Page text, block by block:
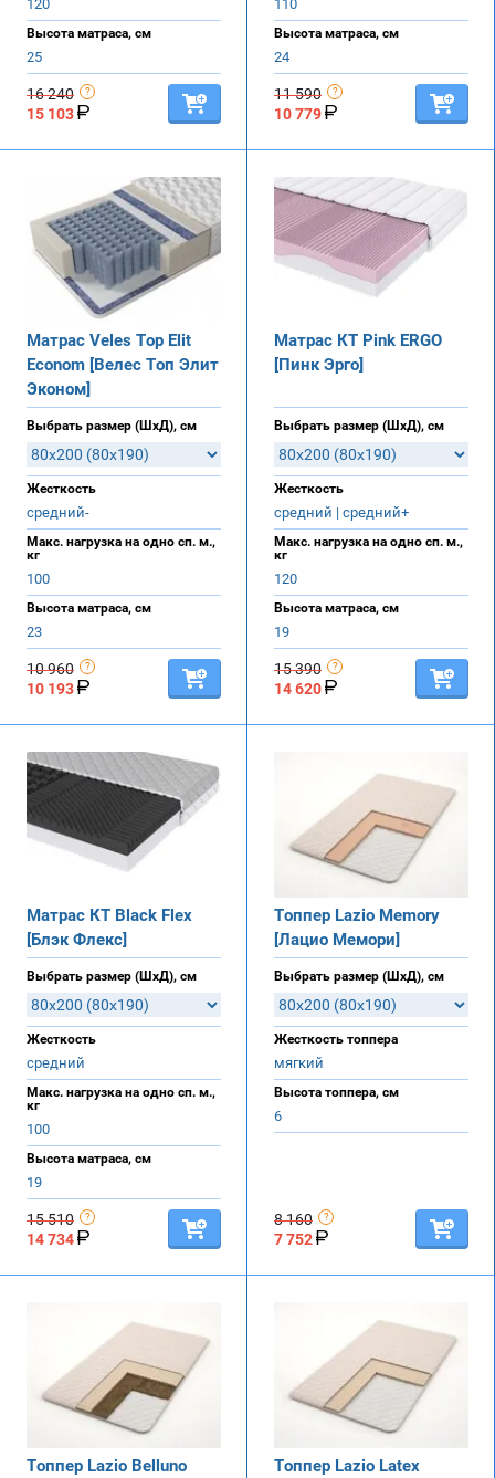
120
Высота матраса, см
25
16 240
15 103
110
Высота матраса, см
24
11 590
10 779
Матрас Veles Top Elit
Econom [Велес Топ Элит
Эконом]
Выбрать размер (ШхД), см
Жесткость
средний-
Макс. нагрузка на одно сп. м.,
кг
100
Высота матраса, см
23
10 960
10 193
Матрас КТ Pink ERGO
[Пинк Эрго]
Выбрать размер (ШхД), см
Жесткость
средний | средний+
Макс. нагрузка на одно сп. м.,
кг
120
Высота матраса, см
19
15 390
14 620
Матрас КТ Black Flex
[Блэк Флекс]
Выбрать размер (ШхД), см
Жесткость
средний
Макс. нагрузка на одно сп. м.,
кг
100
Высота матраса, см
19
15 510
14 734
Топпер Lazio Memory
[Лацио Мемори]
Выбрать размер (ШхД), см
Жесткость топпера
мягкий
Высота топпера, см
6
8 160
7 752
Топпер Lazio Belluno
Топпер Lazio Latex